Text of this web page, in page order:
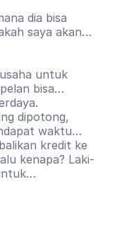
dia bisa
saya akan
untuk
bisa
dipotong,
waktu
kredit ke
kenapa? Laki-
tidak
ada di